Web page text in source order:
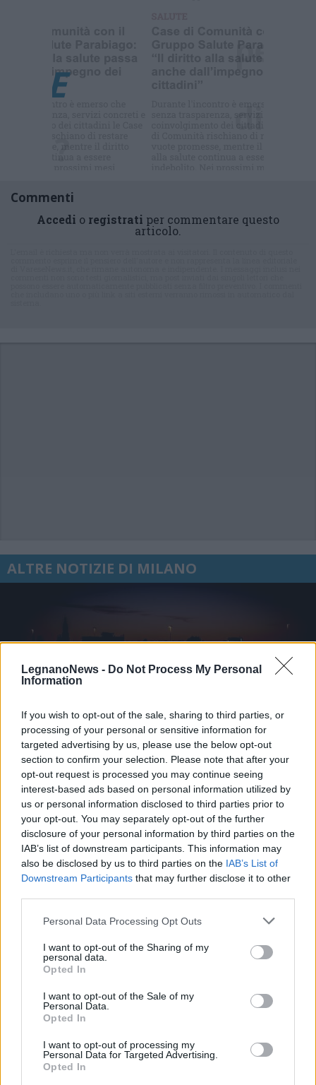
LegnanoNews - Do Not Process My Personal
Information
If you wish to opt-out of the sale, sharing to third parties, or
processing of your personal or sensitive information for
targeted advertising by us, please use the below opt-out
section to confirm your selection. Please note that after your
opt-out request is processed you may continue seeing
interest-based ads based on personal information utilized by
us or personal information disclosed to third parties prior to
your opt-out. You may separately opt-out of the further
disclosure of your personal information by third parties on the
IAB’s list of downstream participants. This information may
also be disclosed by us to third parties on the IAB’s List of
Downstream Participants that may further disclose it to other
Personal Data Processing Opt Outs
I want to opt-out of the Sharing of my
personal data.
Opted In
I want to opt-out of the Sale of my
Personal Data.
Opted In
I want to opt-out of processing my
Personal Data for Targeted Advertising.
Opted In
Commenti
Accedi o registrati per commentare questo
articolo.
ALTRE NOTIZIE DI MILANO
AUTOSTRADE
A4 Milano-Brescia, martedì notte
doppio cantiere: uscita obbligata a
Certosa e ingresso chiuso a Sesto